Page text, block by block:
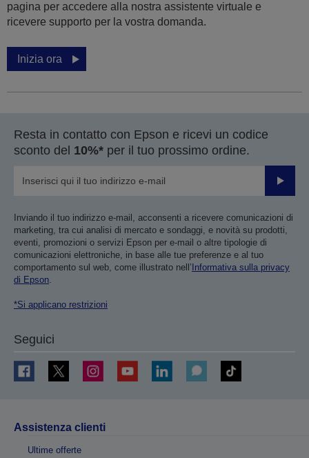
pagina per accedere alla nostra assistente virtuale e
ricevere supporto per la vostra domanda.
Inizia ora
Resta in contatto con Epson e ricevi un codice
sconto del 10%* per il tuo prossimo ordine.
Invia
Inviando il tuo indirizzo e-mail, acconsenti a ricevere comunicazioni di
marketing, tra cui analisi di mercato e sondaggi, e novità su prodotti,
eventi, promozioni o servizi Epson per e-mail o altre tipologie di
comunicazioni elettroniche, in base alle tue preferenze e al tuo
comportamento sul web, come illustrato nell’ Informativa sulla privacy
di Epson.
*Si applicano restrizioni
Seguici
Assistenza clienti
Ultime offerte